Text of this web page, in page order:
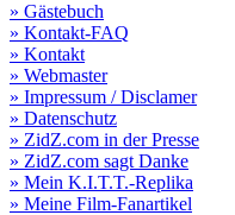
» Gästebuch
» Kontakt-FAQ
» Kontakt
» Webmaster
» Impressum / Disclamer
» Datenschutz
» ZidZ.com in der Presse
» ZidZ.com sagt Danke
» Mein K.I.T.T.-Replika
» Meine Film-Fanartikel